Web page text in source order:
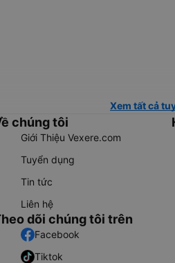
Xem tất cả
chúng tôi
Giới Thiệu Vexere.com
Tuyển dụng
Tin tức
Liên hệ
dõi chúng tôi trên
Facebook
Tiktok